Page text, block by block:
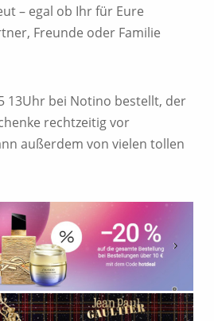
– egal ob Ihr für Eure
Freunde oder Familie
13Uhr bei Notino bestellt, der
rechtzeitig vor
außerdem von vielen tollen